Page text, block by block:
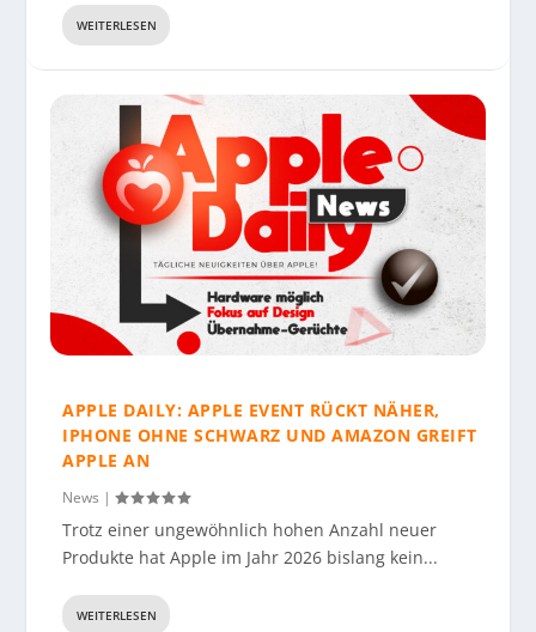
WEITERLESEN
APPLE DAILY: APPLE EVENT RÜCKT NÄHER,
IPHONE OHNE SCHWARZ UND AMAZON GREIFT
APPLE AN
News |
Trotz einer ungewöhnlich hohen Anzahl neuer
Produkte hat Apple im Jahr 2026 bislang kein...
WEITERLESEN